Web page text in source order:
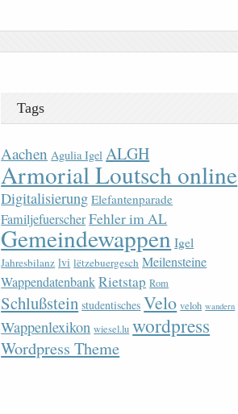
Tags
Aachen Agulia Igel ALGH
Armorial Loutsch online
Digitalisierung Elefantenparade
FamiljefuerscherFehler im AL
Gemeindewappen Igel
Jahresbilanz lvi lëtzebuergesch Meilensteine
WappendatenbankRietstap Rom
Schlußstein studentisches Velo veloh wandern
Wappenlexikon wiesel.lu wordpress
Wordpress Theme